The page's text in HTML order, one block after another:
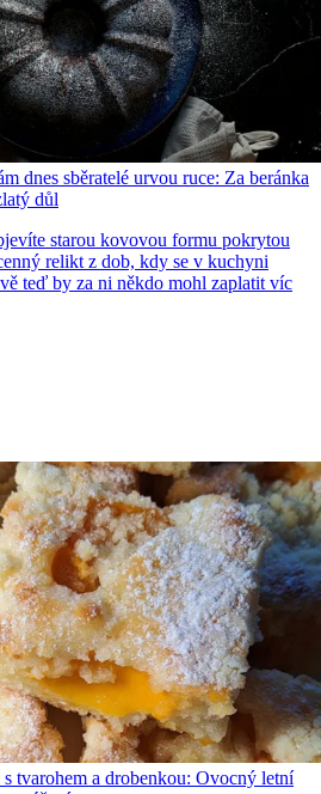
dnes sběratelé urvou ruce: Za beránka
důl
starou kovovou formu pokrytou
relikt z dob, kdy se v kuchyni
teď by za ni někdo mohl zaplatit víc
tvarohem a drobenkou: Ovocný letní